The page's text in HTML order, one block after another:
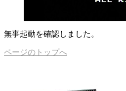
無事起動を確認しました。
ページのトップへ